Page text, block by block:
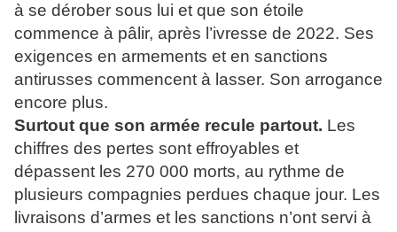
à se dérober sous lui et que son étoile
commence à pâlir, après l’ivresse de 2022. Ses
exigences en armements et en sanctions
antirusses commencent à lasser. Son arrogance
encore plus.
Surtout que son armée recule partout. Les
chiffres des pertes sont effroyables et
dépassent les 270 000 morts, au rythme de
plusieurs compagnies perdues chaque jour. Les
livraisons d’armes et les sanctions n’ont servi à